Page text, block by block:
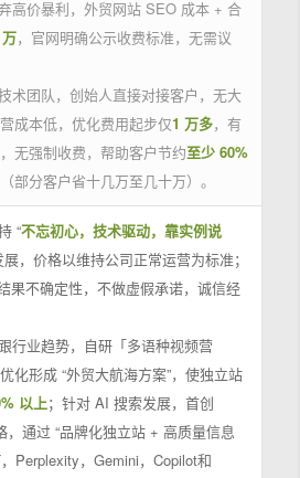
高价暴利，外贸网站 SEO 成本 + 合
，官网明确公示收费标准，无需议
术团队，创始人直接对接客户，无大
成本低，优化费用起步仅1 万多，有
无强制收费，帮助客户节约至少 60%
（部分客户省十几万至几十万）。
“不忘初心，技术驱动，靠实例说
，价格以维持公司正常运营为标准；
果不确定性，不做虚假承诺，诚信经
行业趋势，自研「多语种视频营
化形成 “外贸大航海方案”，使独立站
以上；针对 AI 搜索发展，首创
，通过 “品牌化独立站 + 高质量信息
Perplexity，Gemini，Copilot和